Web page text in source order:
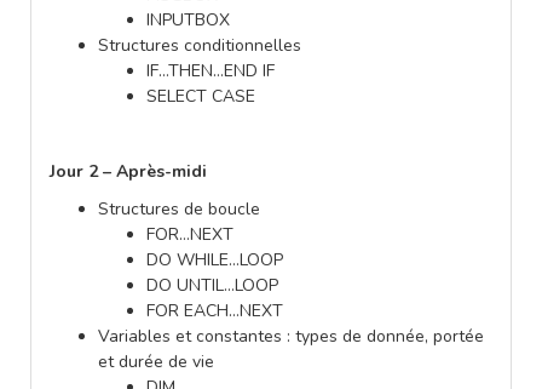
INPUTBOX
Structures conditionnelles
IF…THEN…END IF
SELECT CASE
Jour 2 – Après-midi
Structures de boucle
FOR…NEXT
DO WHILE…LOOP
DO UNTIL…LOOP
FOR EACH…NEXT
Variables et constantes : types de donnée, portée
et durée de vie